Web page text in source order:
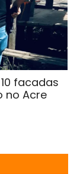
facadas
no Acre